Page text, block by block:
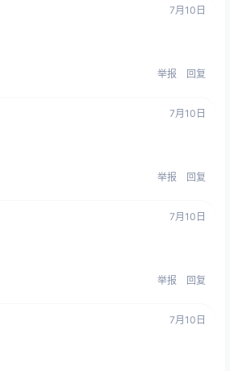
7月10日
举报 回复
7月10日
举报 回复
7月10日
举报 回复
7月10日